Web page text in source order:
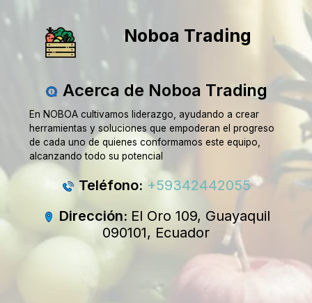
Noboa Trading
Acerca de Noboa Trading
En NOBOA cultivamos liderazgo, ayudando a crear
herramientas y soluciones que empoderan el progreso
de cada uno de quienes conformamos este equipo,
alcanzando todo su potencial
Teléfono: +59342442055
Dirección: El Oro 109, Guayaquil
090101, Ecuador